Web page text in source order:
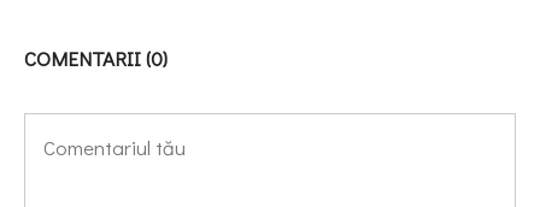
COMENTARII (0)